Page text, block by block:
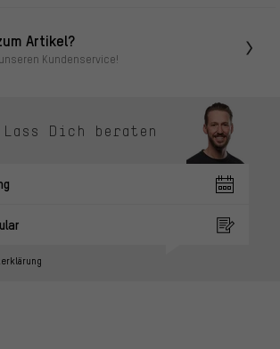
Artikel?
Kundenservice!
Lass Dich beraten